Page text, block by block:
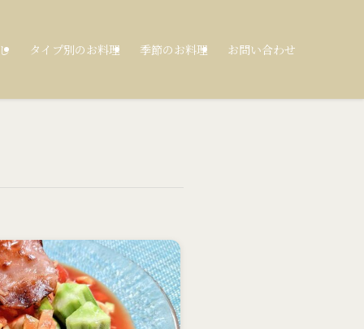
タイプ別のお料理 季節のお料理 お問い合わせ